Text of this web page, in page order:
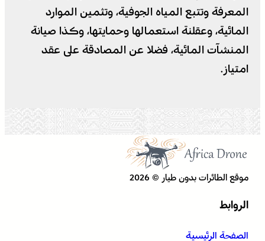
المعرفة وتتبع المياه الجوفية، وتثمين الموارد
المائية، وعقلنة استعمالها وحمايتها، وكذا صيانة
المنشآت المائية، فضلا عن المصادقة على عقد
امتياز.
موقع الطائرات بدون طيار © 2026
الروابط
الصفحة الرئيسية